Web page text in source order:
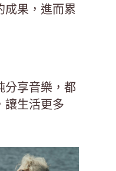
成果，進而累
分享音樂，都
讓生活更多